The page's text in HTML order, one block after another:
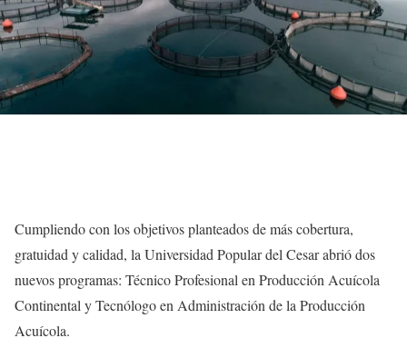
Cumpliendo con los objetivos planteados de más cobertura,
gratuidad y calidad, la Universidad Popular del Cesar abrió dos
nuevos programas: Técnico Profesional en Producción Acuícola
Continental y Tecnólogo en Administración de la Producción
Acuícola.